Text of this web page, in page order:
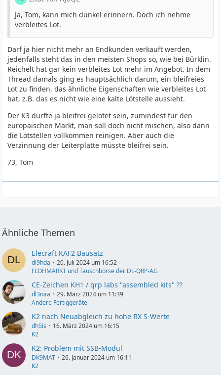
Ja, Tom, kann mich dunkel erinnern. Doch ich nehme
verbleites Lot.
Darf ja hier nicht mehr an Endkunden verkauft werden,
jedenfalls steht das in den meisten Shops so, wie bei Bürklin.
Reichelt hat gar kein verbleites Lot mehr im Angebot. In dem
Thread damals ging es hauptsächlich darum, ein bleifreies
Lot zu finden, das ähnliche Eigenschaften wie verbleites Lot
hat, z.B. das es nicht wie eine kalte Lötstelle aussieht.
Der K3 dürfte ja bleifrei gelötet sein, zumindest für den
europäischen Markt, man soll doch nicht mischen, also dann
die Lötstellen vollkommen reinigen. Aber auch die
Verzinnung der Leiterplatte müsste bleifrei sein.
73, Tom
Ähnliche Themen
Elecraft KAF2 Bausatz
dl9hda
20. Juli 2024 um 16:52
FLOHMARKT und Tauschbörse der DL-QRP-AG
CE-Zeichen KH1 / qrp labs "assembled kits" ??
dl3naa
29. März 2024 um 11:39
Andere Fertiggeräte
K2 nach Neuabgleich zu hohe RX S-Werte
dh5is
16. März 2024 um 16:15
K2
K2: Problem mit SSB-Modul
DK9MAT
26. Januar 2024 um 16:11
K2